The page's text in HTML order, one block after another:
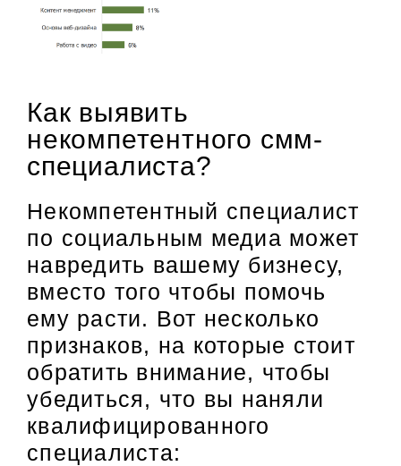
Как выявить
некомпетентного смм-
специалиста?
Некомпетентный специалист
по социальным медиа может
навредить вашему бизнесу,
вместо того чтобы помочь
ему расти. Вот несколько
признаков, на которые стоит
обратить внимание, чтобы
убедиться, что вы наняли
квалифицированного
специалиста: